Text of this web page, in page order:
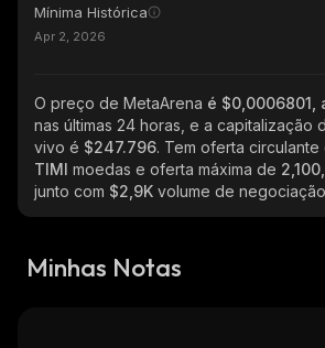
Mínima Histórica
Apr 2, 2026
O preço de MetaArena é $0,0006801,
nas últimas 24 horas, e a capitalização
vivo é $247.796. Tem oferta circulante
TIMI moedas e oferta máxima de
junto com $2,9K volume de
Minhas Notas